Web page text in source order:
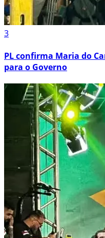
3
PL confirma Maria do
para o Governo